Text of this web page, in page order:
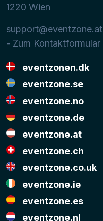
1220 Wien
support@eventzone.at
- Zum Kontaktformular
eventzonen.dk
eventzone.se
eventzone.no
eventzone.de
eventzone.at
eventzone.ch
eventzone.co.uk
eventzone.ie
eventzone.es
eventzone.nl